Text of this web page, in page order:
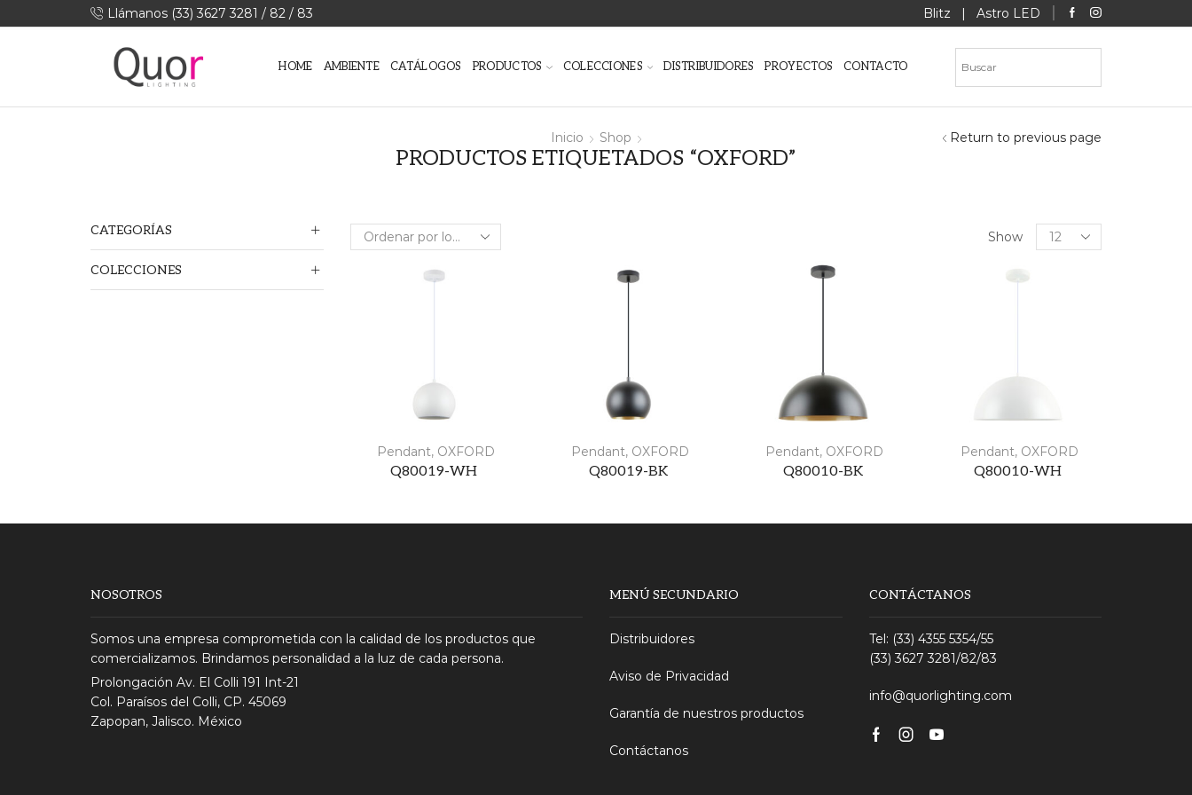
Llámanos (33) 3627 3281 / 82 / 83 Blitz | Astro LED
HOME AMBIENTE CATÁLOGOS PRODUCTOS COLECCIONES DISTRIBUIDORES PROYECTOS CONTACTO
Inicio Shop
PRODUCTOS ETIQUETADOS “OXFORD”
Return to previous page
Show
Products
per
Pendant, OXFORD
Q80019-WH
Pendant, OXFORD
Q80019-BK
Pendant, OXFORD
Q80010-BK
Pendant, OXFORD
Q80010-WH
CATEGORÍAS
COLECCIONES
NOSOTROS
Somos una empresa comprometida con la calidad de los productos que
comercializamos. Brindamos personalidad a la luz de cada persona.
Prolongación Av. El Colli 191 Int-21
Col. Paraísos del Colli, CP. 45069
Zapopan, Jalisco. México
MENÚ SECUNDARIO
Distribuidores
Aviso de Privacidad
Garantía de nuestros productos
Contáctanos
CONTÁCTANOS
Tel: (33) 4355 5354/55
(33) 3627 3281/82/83
info@quorlighting.com
Facebook
Instagram
Youtube